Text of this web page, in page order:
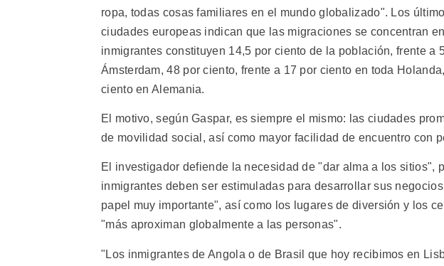
ropa, todas cosas familiares en el mundo globalizado". Los
ciudades europeas indican que las migraciones se concentran
inmigrantes constituyen 14,5 por ciento de la población, frente a
Ámsterdam, 48 por ciento, frente a 17 por ciento en toda
ciento en Alemania.
El motivo, según Gaspar, es siempre el mismo: las ciudades
de movilidad social, así como mayor facilidad de encuentro con
El investigador defiende la necesidad de "dar alma a los sitios",
inmigrantes deben ser estimuladas para desarrollar sus
papel muy importante", así como los lugares de diversión y los
"más aproximan globalmente a las personas".
"Los inmigrantes de Angola o de Brasil que hoy recibimos en